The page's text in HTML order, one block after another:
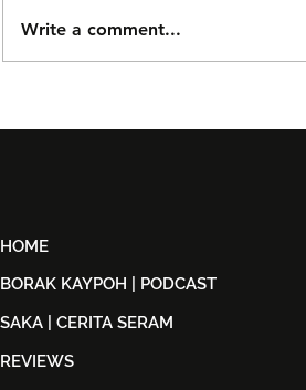
Penuh Nostalgia Buat
Write a comment...
HOME
BORAK KAYPOH | PODCAST
SAKA | CERITA SERAM
REVIEWS